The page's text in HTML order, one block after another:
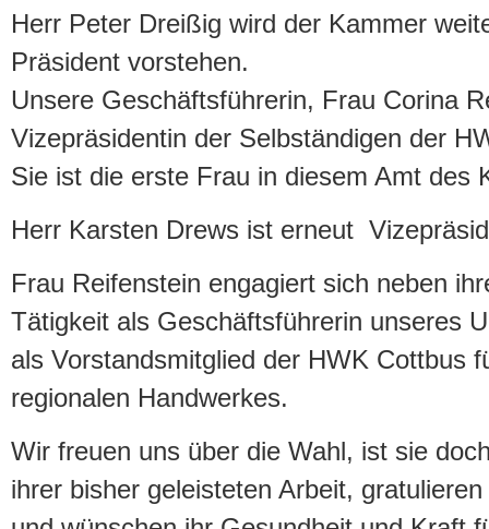
Herr Peter Dreißig wird der Kammer
Präsident vorstehen.
Unsere Geschäftsführerin, Frau Corina
Vizepräsidentin der Selbständigen der
Sie ist die erste Frau in diesem Amt des
Herr Karsten Drews ist erneut
Frau Reifenstein engagiert sich neben
Tätigkeit als Geschäftsführerin unseres
als Vorstandsmitglied der HWK Cottbus
regionalen Handwerkes.
Wir freuen uns über die Wahl, ist sie
ihrer bisher geleisteten Arbeit,